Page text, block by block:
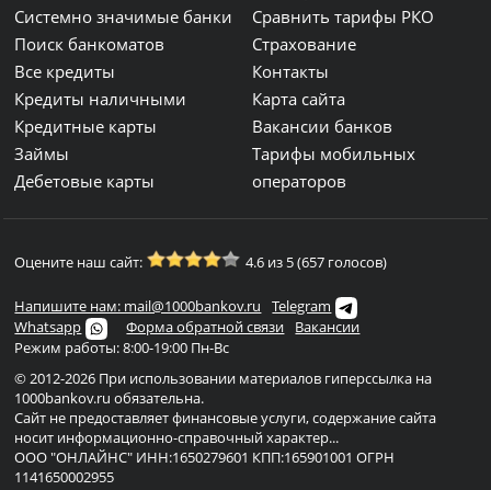
Системно значимые банки
Поиск банкоматов
Все кредиты
Кредиты наличными
Кредитные карты
Займы
Дебетовые карты
Сравнить тарифы РКО
Страхование
Контакты
Карта сайта
Вакансии банков
Тарифы мобильных
операторов
Оцените наш сайт: 4.6 из 5 (657 голосов)
Напишите нам: mail@1000bankov.ru
Telegram
Whatsapp
Форма обратной связи
Вакансии
Режим работы: 8:00-19:00 Пн-Вс
© 2012-2026 При использовании материалов гиперссылка на
1000bankov.ru обязательна.
Сайт не предоставляет финансовые услуги, содержание сайта
носит информационно-справочный характер...
ООО "ОНЛАЙНС" ИНН:1650279601 КПП:165901001 ОГРН
1141650002955